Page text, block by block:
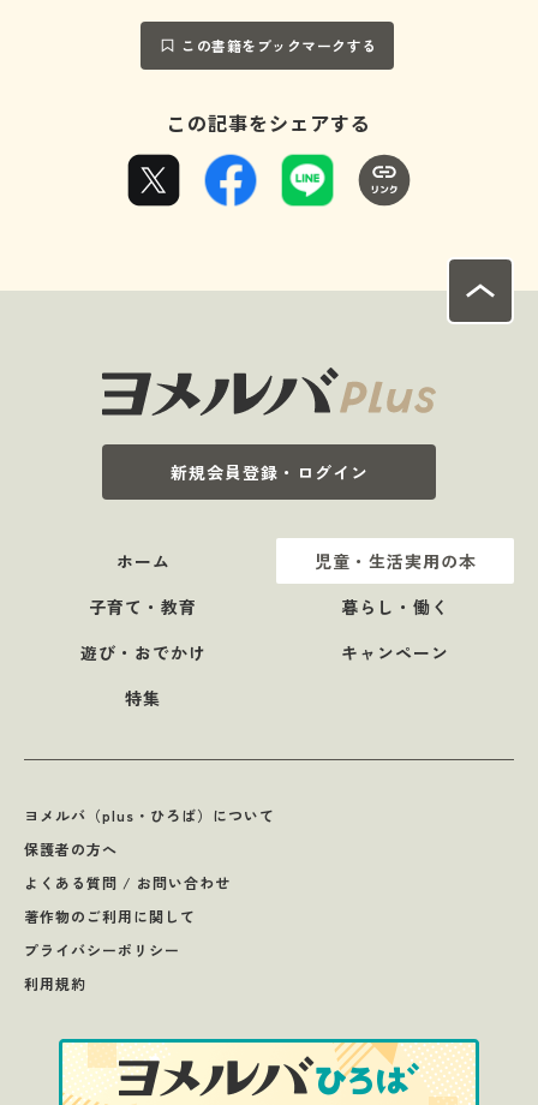
この書籍をブックマークする
この記事をシェアする
新規会員登録・ログイン
ホーム
児童・生活実用の本
子育て・教育
暮らし・働く
遊び・おでかけ
キャンペーン
特集
ヨメルバ（plus・ひろば）について
保護者の方へ
よくある質問 / お問い合わせ
著作物のご利用に関して
プライバシーポリシー
利用規約